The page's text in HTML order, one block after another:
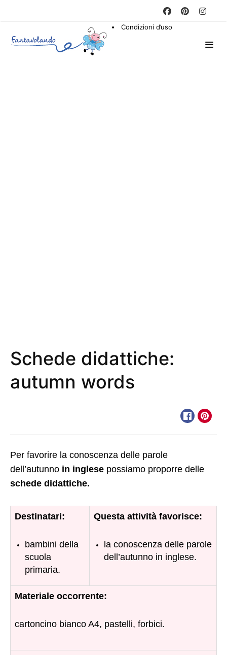
Condizioni d’uso
Schede didattiche:
autumn words
Per favorire la conoscenza delle parole
dell’autunno in inglese possiamo proporre delle
schede didattiche.
Destinatari:
bambini della
scuola
primaria.
Questa attività favorisce:
la conoscenza delle parole
dell’autunno in inglese.
Materiale occorrente:
cartoncino bianco A4, pastelli, forbici.